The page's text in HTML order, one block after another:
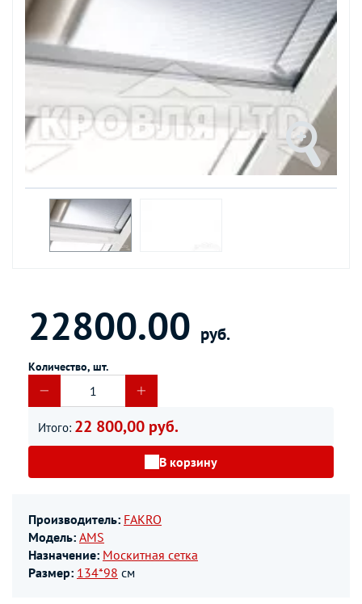
22800.00 руб.
Количество, шт.
Итого: 22 800,00 руб.
В корзину
Производитель: FAKRO
Модель: AMS
Назначение: Москитная сетка
Размер: 134*98 см